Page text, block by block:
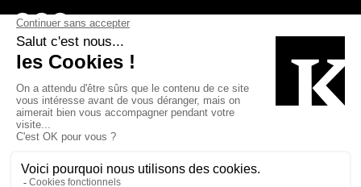
Page Facebook de Kollectif
Page Instagram de Kollectif
Page Linkedin de Kollectif
Bâtiment-Durable-Québec-1
Esquisses-1
MP-1 v2com-1